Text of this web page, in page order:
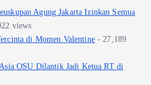
Agung Jakarta Izinkan Semua
views
di Momen Valentine- 27,189
OSU Dilantik Jadi Ketua RT di